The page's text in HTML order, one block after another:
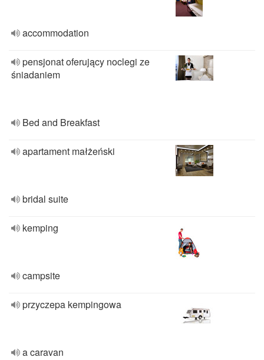
accommodation
pensjonat oferujący noclegi ze
śniadaniem
Bed and Breakfast
apartament małżeński
bridal suite
kemping
campsite
przyczepa kempingowa
a caravan